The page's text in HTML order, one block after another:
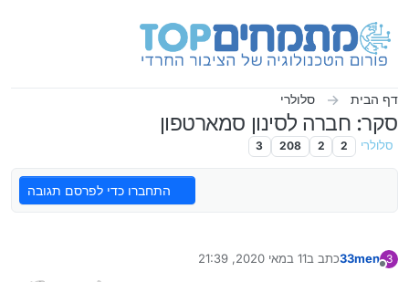
דף הבית סלולרי
סקר: חברה לסינון סמארטפון
סלולרי 2
2
208
3
התחברו כדי לפרסם תגובה
3
33menכתב ב11 במאי 2020, 21:39
נערך לאחרונה על ידי